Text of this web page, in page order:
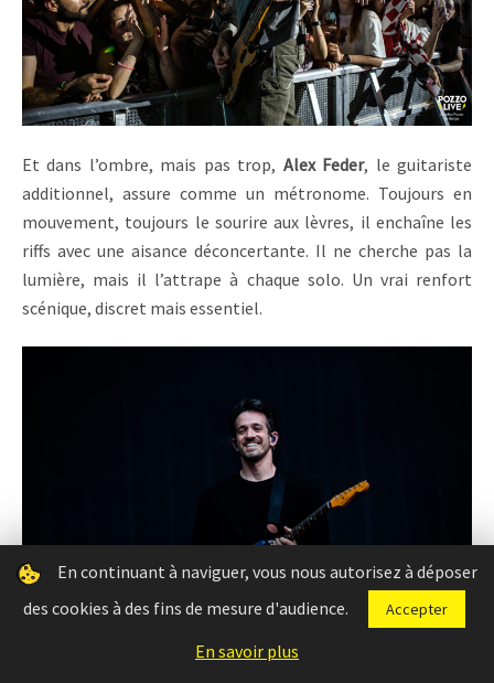
Et dans l’ombre, mais pas trop, Alex Feder, le guitariste
additionnel, assure comme un métronome. Toujours en
mouvement, toujours le sourire aux lèvres, il enchaîne les
riffs avec une aisance déconcertante. Il ne cherche pas la
lumière, mais il l’attrape à chaque solo. Un vrai renfort
scénique, discret mais essentiel.
En continuant à naviguer, vous nous autorisez à déposer
des cookies à des fins de mesure d'audience.
Accepter
En savoir plus